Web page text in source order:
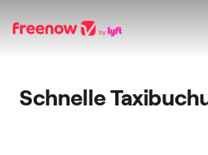
Schnelle